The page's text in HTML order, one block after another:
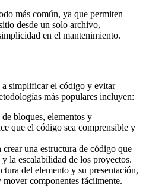
más común, ya que permiten
desde un solo archivo,
en el mantenimiento.
simplificar el código y evitar
más populares incluyen:
de bloques, elementos y
que el código sea comprensible y
crear una estructura de código que
la escalabilidad de los proyectos.
del elemento y su presentación,
componentes fácilmente.